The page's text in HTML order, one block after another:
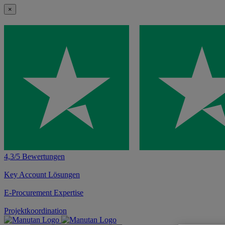
×
4,3/5 Bewertungen
Key Account Lösungen
E-Procurement Expertise
Projektkoordination